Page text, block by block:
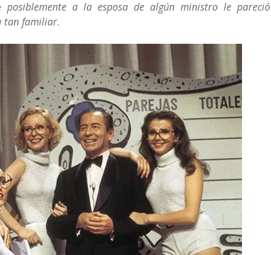
posiblemente a la esposa de algún ministro le pareció
tan familiar.